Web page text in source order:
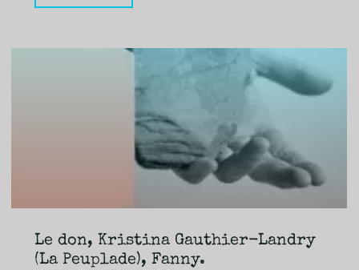
Esseulées,
LaValle
Sud)
Fanny"
Le don, Kristina Gauthier-Landry
(La Peuplade), Fanny.